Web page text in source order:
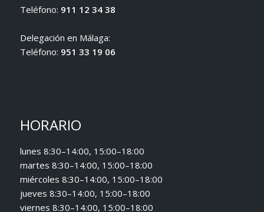
Teléfono: 911 12 34 38
Delegación en Málaga:
Teléfono: 951 33 19 06
HORARIO
lunes 8:30–14:00, 15:00–18:00
martes 8:30–14:00, 15:00–18:00
miércoles 8:30–14:00, 15:00–18:00
jueves 8:30–14:00, 15:00–18:00
viernes 8:30–14:00, 15:00–18:00